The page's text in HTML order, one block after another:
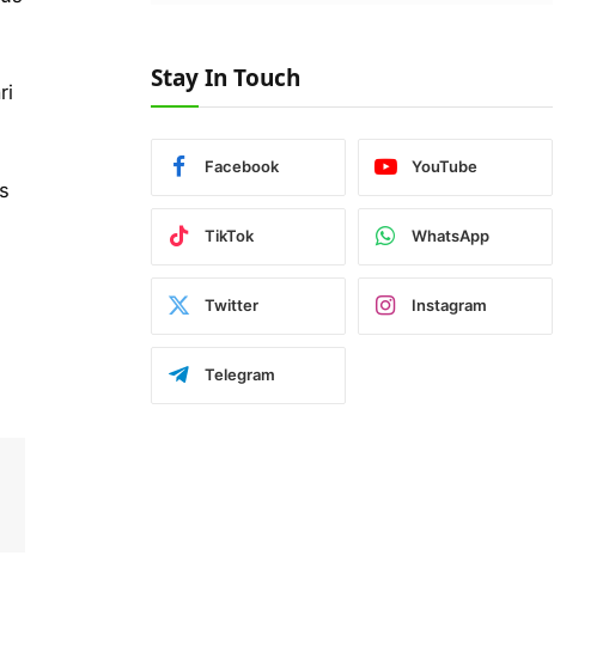
Stay In Touch
Facebook YouTube
TikTok WhatsApp
Twitter Instagram
Telegram